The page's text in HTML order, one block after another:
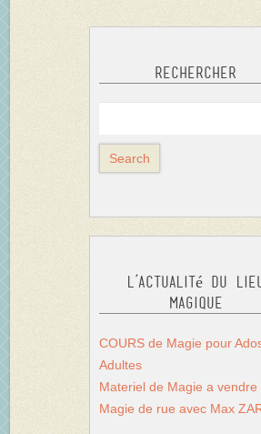
Rechercher
L’actualité du
Magique
COURS de Magie pour
Adultes
Materiel de Magie a vendre
Magie de rue avec Max